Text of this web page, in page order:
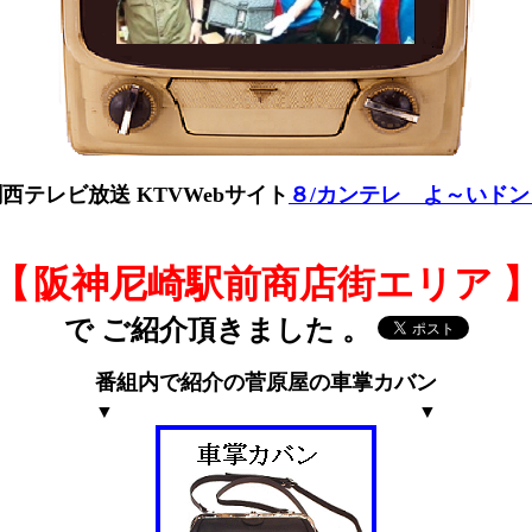
テレビ放送 KTVWebサイト ８/カンテレ よ～いド
阪神尼崎駅前商店街エリア
で ご紹介頂きました 。
番組内で紹介の菅原屋の車掌カバン
▼ ▼